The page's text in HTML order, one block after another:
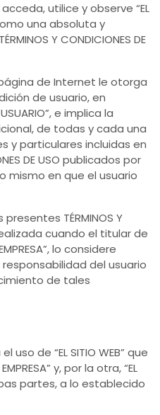
utilice y observe “EL
una absoluta y
Y CONDICIONES DE
de Internet le otorga
de usuario, en
e implica la
de todas y cada una
y particulares incluidas en
DE USO publicados por
mismo en que el usuario
TÉRMINOS Y
realizada cuando el titular de
lo considere
del usuario
de tales
de “EL SITIO WEB” que
y, por la otra, “EL
partes, a lo establecido